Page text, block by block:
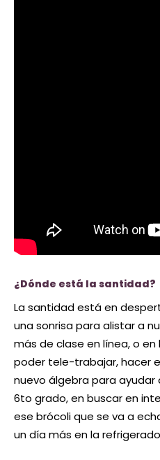
¿Dónde está la santidad?
La santidad está en
una sonrisa para alistar a
más de clase en línea, o
poder tele-trabajar, hacer
nuevo álgebra para ayudar
6to grado, en buscar en
ese brócoli que se va a
un día más en la